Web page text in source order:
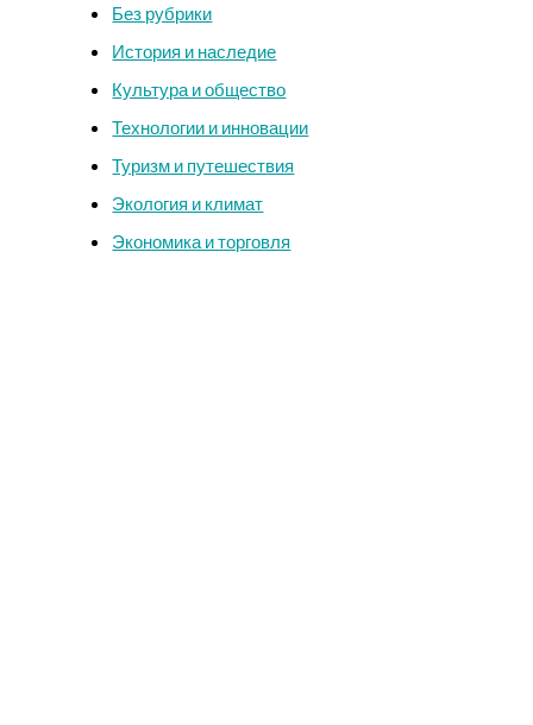
Без рубрики
История и наследие
Культура и общество
Технологии и инновации
Туризм и путешествия
Экология и климат
Экономика и торговля